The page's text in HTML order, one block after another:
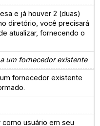
e já houver 2 (duas)
diretório, você precisará
atualizar, fornecendo o
um fornecedor existente
fornecedor existente
usuário em seu